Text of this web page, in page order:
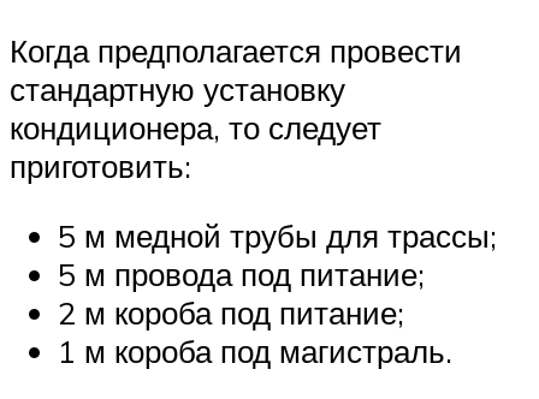
Когда предполагается провести
стандартную установку
кондиционера, то следует
приготовить:
5 м медной трубы для трассы;
5 м провода под питание;
2 м короба под питание;
1 м короба под магистраль.